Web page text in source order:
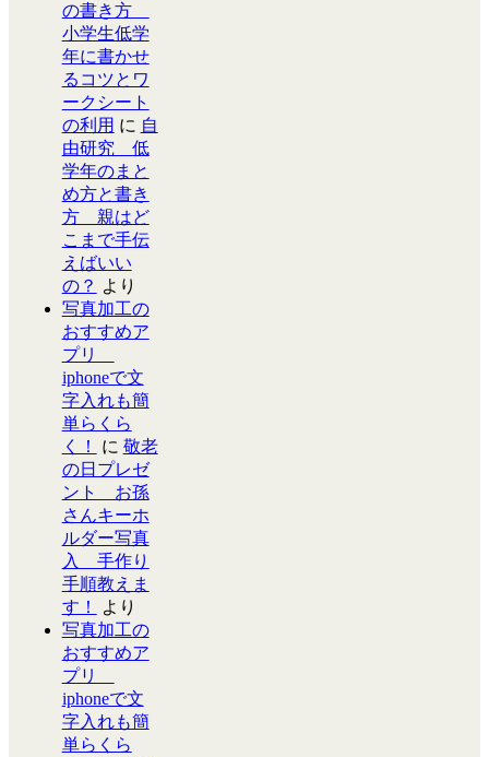
の書き方
小学生低学
年に書かせ
るコツとワ
ークシート
の利用 に 自
由研究 低
学年のまと
め方と書き
方 親はど
こまで手伝
えばいい
の？ より
写真加工の
おすすめア
プリ
iphoneで文
字入れも簡
単らくら
く！
に 敬老
の日プレゼ
ント お孫
さんキーホ
ルダー写真
入 手作り
手順教えま
す！
より
写真加工の
おすすめア
プリ
iphoneで文
字入れも簡
単らくら